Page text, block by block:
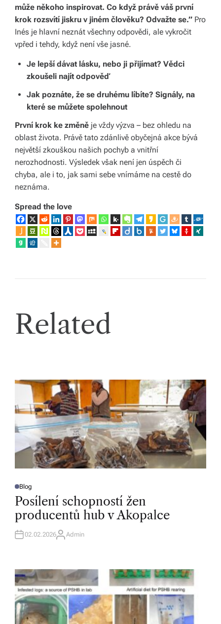
může někoho inspirovat. Co když právě váš první
krok rozsvítí jiskru v jiném člověku? Odvažte se.” Pro
Inés je hlavní neznát všechny odpovědi, ale vykročit
vpřed i tehdy, když není vše jasné.
Je lepší dávat lásku, nebo ji přijímat? Vědci
zkoušeli najít odpověď
Jak poznáte, že se druhému líbíte? Signály, na
které se můžete spolehnout
První krok ke změně je vždy výzva – bez ohledu na
oblast života. Právě tato zdánlivě obyčejná akce bývá
největší zkouškou našich pochyb a vnitřní
nerozhodnosti. Výsledek však není jen úspěch či
chyba, ale i to, jak sami sebe vnímáme na cestě do
neznáma.
Spread the love
Related
P
O
E
D
N
Blog
Posílení schopností žen
producentů hub v Akopalce
02.02.2026A
R
Admin